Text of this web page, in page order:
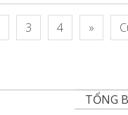
3 4 »
TỔNG